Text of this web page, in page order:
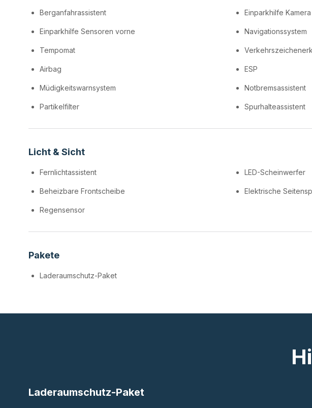
Berganfahrassistent Einparkhilfe Kamera
Einparkhilfe Sensoren vorne Navigationssystem
Tempomat
Airbag ESP
Müdigkeitswarnsystem Notbremsassistent
Partikelfilter Spurhalteassistent
Licht & Sicht
Fernlichtassistent LED-Scheinwerfer
Beheizbare Frontscheibe Elektrische
Regensensor
Pakete
Laderaumschutz-Paket
Laderaumschutz-Paket